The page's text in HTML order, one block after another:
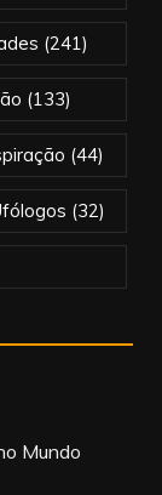
(241)
(133)
(44)
(32)
Mundo